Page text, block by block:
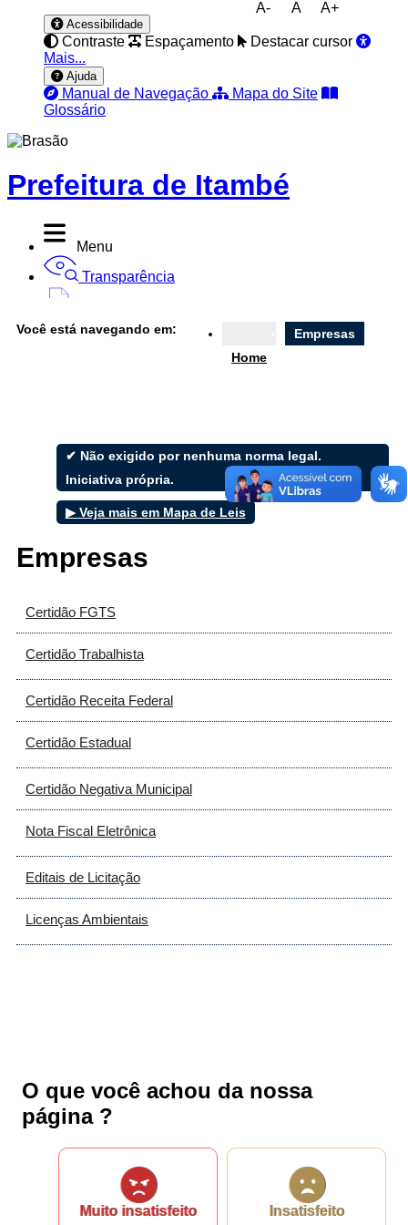
A- A A+
Acessibilidade
Contraste Espaçamento
Destacar cursor
Mais...
Ajuda
Manual de Navegação
Mapa do Site
Glossário
Prefeitura de Itambé
Menu
Transparência
Filtrar por todos
Acesso à Informação
Fotos
Notícias
Secretarias
Turistas
Videos
Áudios
Fale conosco
Nome*
Telefone 1*
Telefone 2
Ao iniciar um contato, você concorda com a
privacidade
Você está navegando em:
Home
Empresas
✔ Não exigido por nenhuma norma legal.
Iniciativa própria.
▶ Veja mais em Mapa de Leis
Empresas
Certidão FGTS
Certidão Trabalhista
Certidão Receita Federal
Certidão Estadual
Certidão Negativa Municipal
Nota Fiscal Eletrônica
Editais de Licitação
Licenças Ambientais
O que você achou da nossa
página ?
Muito insatisfeito Insatisfeito